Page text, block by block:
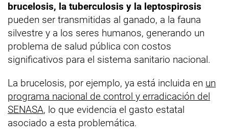
brucelosis, la tuberculosis y la leptospirosis
pueden ser transmitidas al ganado, a la fauna
silvestre y a los seres humanos, generando un
problema de salud pública con costos
significativos para el sistema sanitario nacional.
La brucelosis, por ejemplo, ya está incluida en un
programa nacional de control y erradicación del
SENASA, lo que evidencia el gasto estatal
asociado a esta problemática.